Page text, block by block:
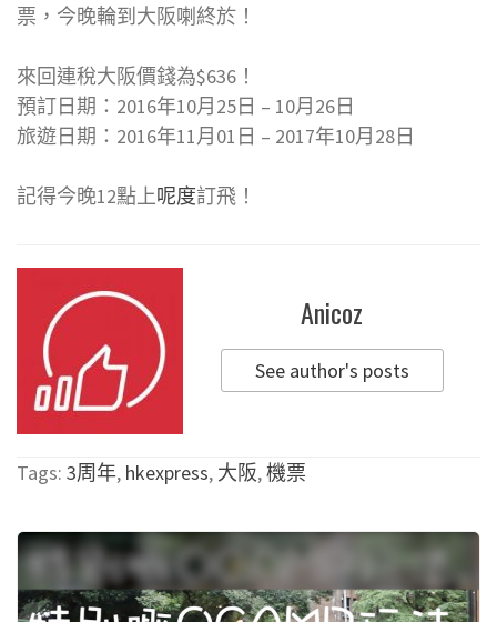
票，今晚輪到大阪喇終於！
來回連稅大阪價錢為$636！
預訂日期：2016年10月25日 – 10月26日
旅遊日期：2016年11月01日 – 2017年10月28日
記得今晚12點上呢度訂飛！
Anicoz
See author's posts
Tags: 3周年, hkexpress, 大阪,機票